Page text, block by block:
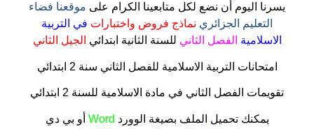
يسرنا اليوم أن نضع لكل متابعينا الكرام على موقعنا فضاء
التعليم الجزائري نماذج فروض واختبارات في التربية
الاسلامية الفصل الثاني للسنة الثانية ابتدائي الجيل الثاني
امتحانات التربية الاسلامية للفصل الثاني سنة 2 ابتدائي
تقويمات الفصل الثاني في مادة الاسلامية للسنة 2 ابتدائي
يمكنك تحميل الملف بصيغة الوورد Word أو بي دي